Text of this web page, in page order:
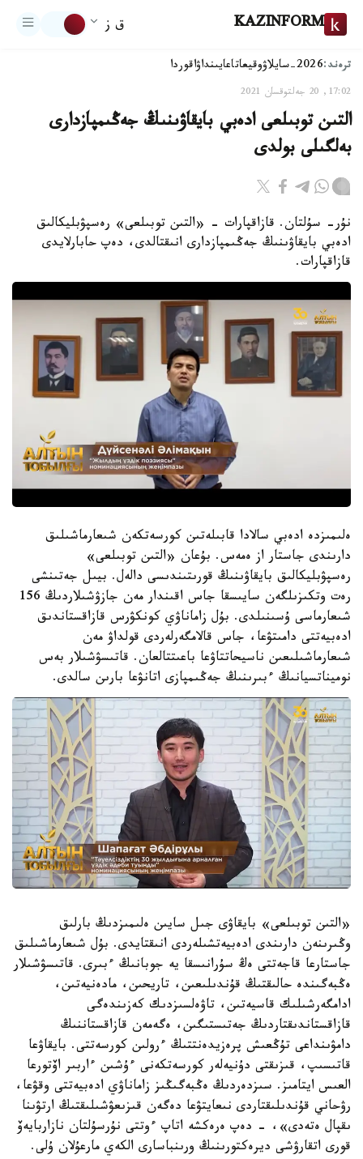
KAZINFORM ق ز
ترەند:2026-سايلاۋ وقيعاتاعايىنداۋاقوردا
17:02, 20 جەلتوقسان 2021
التىن توبىلعى ادەبي بايقاۋىنىڭ جەڭىمپازدارى
بەلگىلى بولدى
نۇر- سۇلتان. قازاقپارات - «التىن توبىلعى» رەسپۋبليكالىق
ادەبي بايقاۋىنىڭ جەڭىمپازدارى انىقتالدى، دەپ حابارلايدى
قازاقپارات.
ەلىمىزدە ادەبي سالادا قابىلەتىن كورسەتكەن شىعارماشىلىق
دارىندى جاستار از ەمەس. بۇعان «التىن توبىلعى»
رەسپۋبليكالىق بايقاۋىنىڭ قورىتىندىسى دالەل. بيىل جەتىنشى
رەت وتكىزىلگەن سايىسقا جاس اقىندار مەن جازۋشىلاردىڭ 156
شىعارماسى ۇسىنىلدى. بۇل زاماناۋي كونكۋرس قازاقستاندىق
ادەبيەتتى دامىتۋعا، جاس قالامگەرلەردى قولداۋ مەن
شىعارماشىلىعىن ناسيحاتتاۋعا باعىتتالعان. قاتىسۋشىلار بەس
نوميناتسيانىڭ ءبىرىنىڭ جەڭىمپازى اتانۋعا بارىن سالدى.
«التىن توبىلعى» بايقاۋى جىل سايىن ەلىمىزدىڭ بارلىق
وڭىرىنەن دارىندى ادەبيەتشىلەردى انىقتايدى. بۇل شىعارماشىلىق
جاستارعا قاجەتتى ەڭ سۇرانىسقا يە جوبانىڭ ءبىرى. قاتىسۋشىلار
ەڭبەگىندە حالىقتىڭ قۇندىلىعىن، تاريحىن، مادەنيەتىن،
ادامگەرشىلىك قاسيەتىن، تاۋەلسىزدىك كەزىندەگى
قازاقستاندىقتاردىڭ جەتىستىگىن، ەگەمەن قازاقستاننىڭ
دامۋىنداعى تۇڭعىش پرەزيدەنتتىڭ ءرولىن كورسەتتى. بايقاۋعا
قاتىسىپ، قىزىقتى دۇنيەلەر كورسەتكەنى ءۇشىن ءاربىر اۆتورعا
العىس ايتامىز. سىزدەردىڭ ەڭبەگىڭىز زاماناۋي ادەبيەتتى وقۋعا،
رۋحاني قۇندىلىقتاردى نىعايتۋعا دەگەن قىزىعۋشىلىقتىڭ ارتۋىنا
ىقپال ەتەدى»، - دەپ ەرەكشە اتاپ ءوتتى نۇرسۇلتان نازاربايەۆ
قورى اتقارۋشى ديرەكتورىنىڭ ورىنباسارى الكەي مارعۇلان ۇلى.